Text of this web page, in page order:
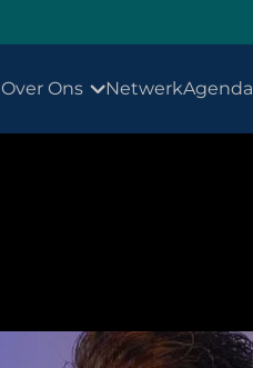
Over Ons NetwerkAgenda